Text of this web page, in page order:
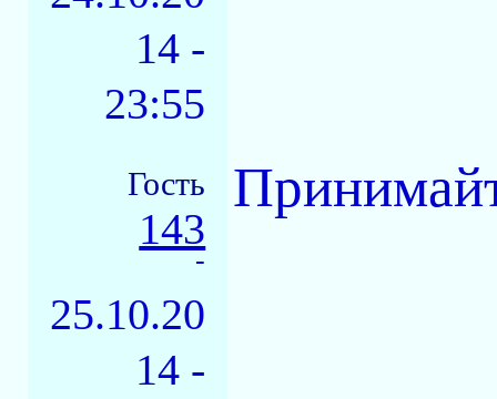
14 -
23:55
Гость
143
-
25.10.20
14 -